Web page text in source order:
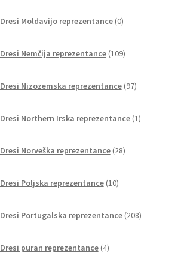
Dresi Moldavijo reprezentance 0izdelkov
Dresi Nemčija reprezentance 109izdelkov
Dresi Nizozemska reprezentance 97izdelkov
Dresi Northern Irska reprezentance 1izdelek
Dresi Norveška reprezentance 28izdelkov
Dresi Poljska reprezentance 10izdelkov
Dresi Portugalska reprezentance 208izdelkov
Dresi puran reprezentance 4izdelki